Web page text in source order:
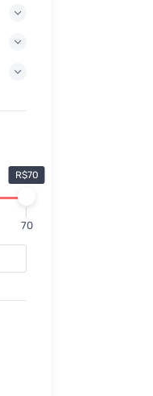
R$70
70